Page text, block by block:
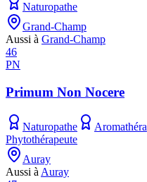
Naturopathe
Grand-Champ
Aussi à Grand-Champ
46
PN
Primum Non Nocere
Naturopathe
Phytothérapeute
Auray
Aussi à Auray